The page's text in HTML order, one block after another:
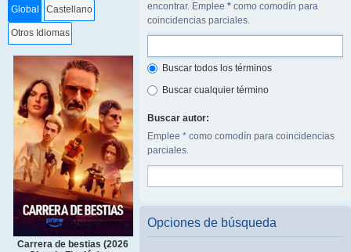
Global Castellano
Otros Idiomas
Carrera de bestias (2026
encontrar. Emplee * como comodín para
coincidencias parciales.
Buscar todos los términos
Buscar cualquier término
Buscar autor:
Emplee * como comodín para coincidencias
parciales.
Opciones de búsqueda